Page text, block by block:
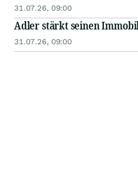
31.07.26, 09:00
Adler stärkt seinen
31.07.26, 09:00